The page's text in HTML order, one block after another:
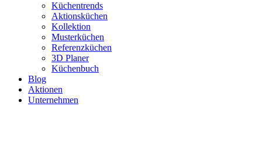
Küchentrends
Aktionsküchen
Kollektion
Musterküchen
Referenzküchen
3D Planer
Küchenbuch
Blog
Aktionen
Unternehmen